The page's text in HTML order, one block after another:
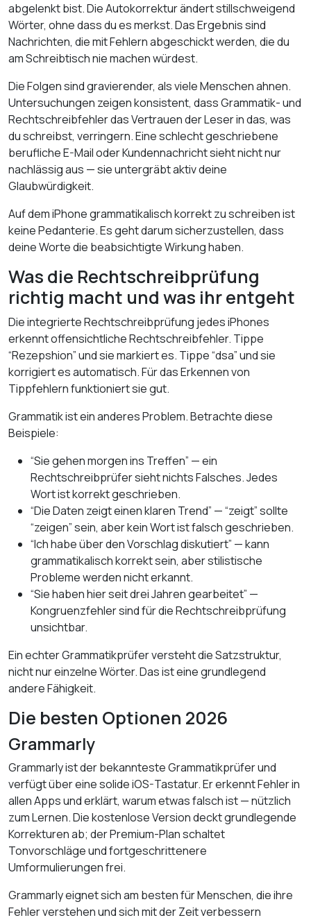
abgelenkt bist. Die Autokorrektur ändert stillschweigend
Wörter, ohne dass du es merkst. Das Ergebnis sind
Nachrichten, die mit Fehlern abgeschickt werden, die du
am Schreibtisch nie machen würdest.
Die Folgen sind gravierender, als viele Menschen ahnen.
Untersuchungen zeigen konsistent, dass Grammatik- und
Rechtschreibfehler das Vertrauen der Leser in das, was
du schreibst, verringern. Eine schlecht geschriebene
berufliche E-Mail oder Kundennachricht sieht nicht nur
nachlässig aus — sie untergräbt aktiv deine
Glaubwürdigkeit.
Auf dem iPhone grammatikalisch korrekt zu schreiben ist
keine Pedanterie. Es geht darum sicherzustellen, dass
deine Worte die beabsichtigte Wirkung haben.
Was die Rechtschreibprüfung
richtig macht und was ihr entgeht
Die integrierte Rechtschreibprüfung jedes iPhones
erkennt offensichtliche Rechtschreibfehler. Tippe
“Rezepshion” und sie markiert es. Tippe “dsa” und sie
korrigiert es automatisch. Für das Erkennen von
Tippfehlern funktioniert sie gut.
Grammatik ist ein anderes Problem. Betrachte diese
Beispiele:
“Sie gehen morgen ins Treffen” — ein
Rechtschreibprüfer sieht nichts Falsches. Jedes
Wort ist korrekt geschrieben.
“Die Daten zeigt einen klaren Trend” — “zeigt” sollte
“zeigen” sein, aber kein Wort ist falsch geschrieben.
“Ich habe über den Vorschlag diskutiert” — kann
grammatikalisch korrekt sein, aber stilistische
Probleme werden nicht erkannt.
“Sie haben hier seit drei Jahren gearbeitet” —
Kongruenzfehler sind für die Rechtschreibprüfung
unsichtbar.
Ein echter Grammatikprüfer versteht die Satzstruktur,
nicht nur einzelne Wörter. Das ist eine grundlegend
andere Fähigkeit.
Die besten Optionen 2026
Grammarly
Grammarly ist der bekannteste Grammatikprüfer und
verfügt über eine solide iOS-Tastatur. Er erkennt Fehler in
allen Apps und erklärt, warum etwas falsch ist — nützlich
zum Lernen. Die kostenlose Version deckt grundlegende
Korrekturen ab; der Premium-Plan schaltet
Tonvorschläge und fortgeschrittenere
Umformulierungen frei.
Grammarly eignet sich am besten für Menschen, die ihre
Fehler verstehen und sich mit der Zeit verbessern